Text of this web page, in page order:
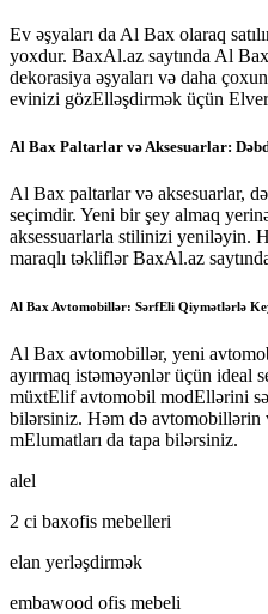
Ev əşyaları da Al Bax olaraq
yoxdur. BaxAl.az saytında Al
dekorasiya əşyaları və daha
evinizi gözElləşdirmək üçün
Al Bax Paltarlar və Aksesuarlar:
Al Bax paltarlar və aksesuarlar,
seçimdir. Yeni bir şey almaq
aksessuarlarla stilinizi yeniləyin.
maraqlı təkliflər BaxAl.az
Al Bax Avtomobillər: SərfEli Qiymətlərlə
Al Bax avtomobillər, yeni
ayırmaq istəməyənlər üçün ideal
müxtElif avtomobil modEllərini
bilərsiniz. Həm də avtomobillərin
mElumatları da tapa bilərsiniz.
alel
2 ci baxofis mebelleri
elan yerləşdirmək
embawood ofis mebeli